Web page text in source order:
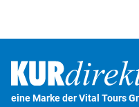
eine Marke der Vital Tours